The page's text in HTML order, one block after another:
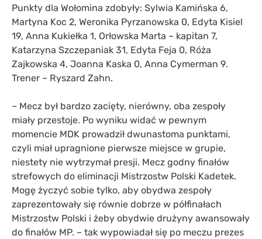
Punkty dla Wołomina zdobyły: Sylwia Kamińska 6,
Martyna Koc 2, Weronika Pyrzanowska 0, Edyta Kisiel
19, Anna Kukiełka 1, Orłowska Marta – kapitan 7,
Katarzyna Szczepaniak 31, Edyta Feja 0, Róża
Zajkowska 4, Joanna Kaska 0, Anna Cymerman 9.
Trener – Ryszard Zahn.
– Mecz był bardzo zacięty, nierówny, oba zespoły
miały przestoje. Po wyniku widać w pewnym
momencie MDK prowadził dwunastoma punktami,
czyli miał upragnione pierwsze miejsce w grupie,
niestety nie wytrzymał presji. Mecz godny finałów
strefowych do eliminacji Mistrzostw Polski Kadetek.
Mogę życzyć sobie tylko, aby obydwa zespoły
zaprezentowały się równie dobrze w półfinałach
Mistrzostw Polski i żeby obydwie drużyny awansowały
do finałów MP. – tak wypowiadał się po meczu prezes